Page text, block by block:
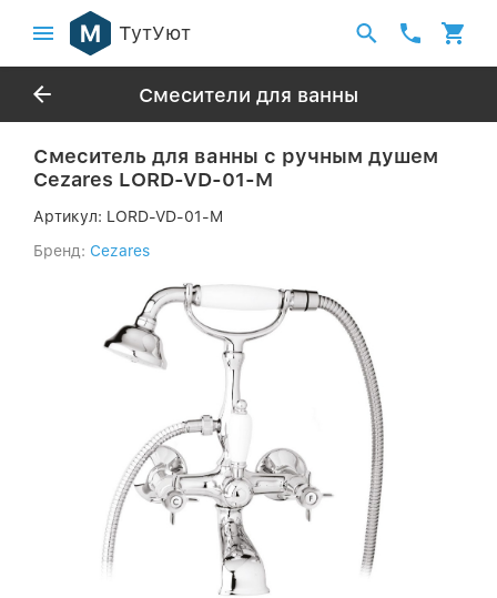
ТутУют
Смесители для ванны
Смеситель для ванны с ручным душем
Cezares LORD-VD-01-M
Артикул: LORD-VD-01-M
Бренд: Cezares